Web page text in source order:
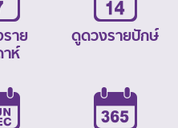
าย
ห์
ดูดวงรายปักษ์